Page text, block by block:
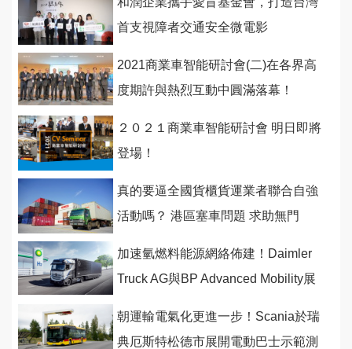
首支視障者交通安全微電影
2021商業車智能研討會(二)在各界高
度期許與熱烈互動中圓滿落幕！
２０２１商業車智能研討會 明日即將
登場！
真的要逼全國貨櫃貨運業者聯合自強
活動嗎？ 港區塞車問題 求助無門
加速氫燃料能源網絡佈建！Daimler
Truck AG與BP Advanced Mobility展
朝運輸電氣化更進一步！Scania於瑞
典厄斯特松德市展開電動巴士示範測